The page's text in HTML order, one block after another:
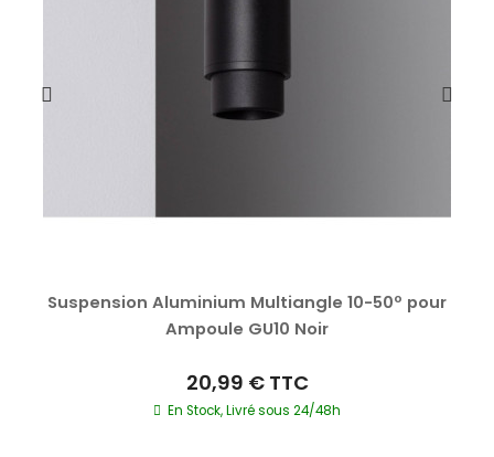
Suspension Aluminium Multiangle 10-50º pour
Ampoule GU10 Noir
20,99 € TTC
En Stock, Livré sous 24/48h